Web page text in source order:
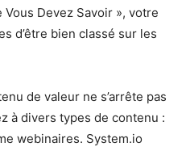
Devez Savoir », votre
d’être bien classé sur les
de valeur ne s’arrête pas
à divers types de contenu :
webinaires. System.io